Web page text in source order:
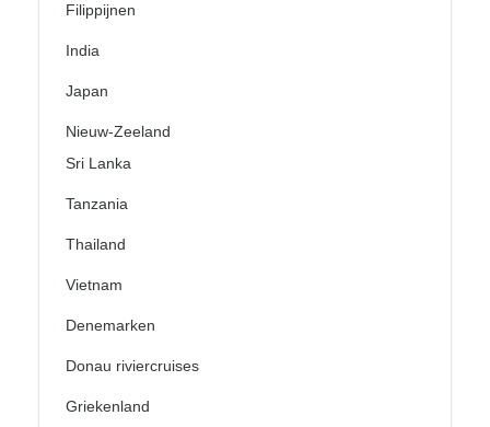
Filippijnen
India
Japan
Nieuw-Zeeland
Sri Lanka
Tanzania
Thailand
Vietnam
Denemarken
Donau riviercruises
Griekenland